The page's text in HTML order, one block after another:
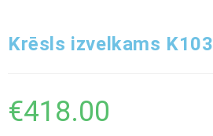
Krēsls izvelkams K103
€418.00